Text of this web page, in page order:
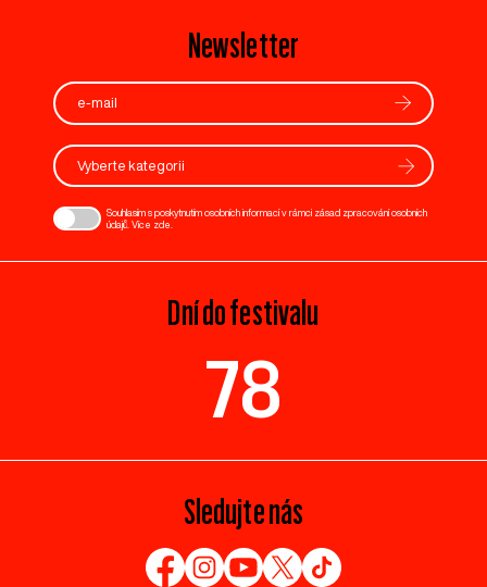
Newsletter
Vyberte kategorii
Souhlasím s poskytnutím osobních informací v rámci zásad zpracování osobních
údajů. Více zde
Dní do festivalu
78
Sledujte nás